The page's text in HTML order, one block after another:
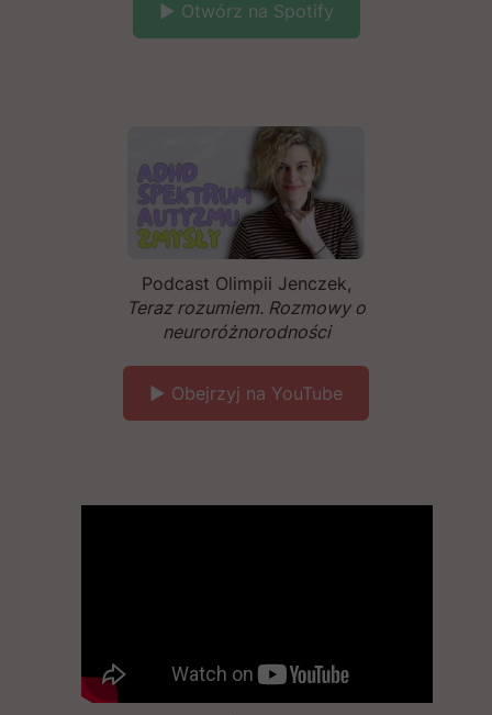
Podcast Olimpii Jenczek,
Teraz rozumiem. Rozmowy o
neuroróżnorodności
▶️ Obejrzyj na YouTube
▶️ Otwórz na Spotify